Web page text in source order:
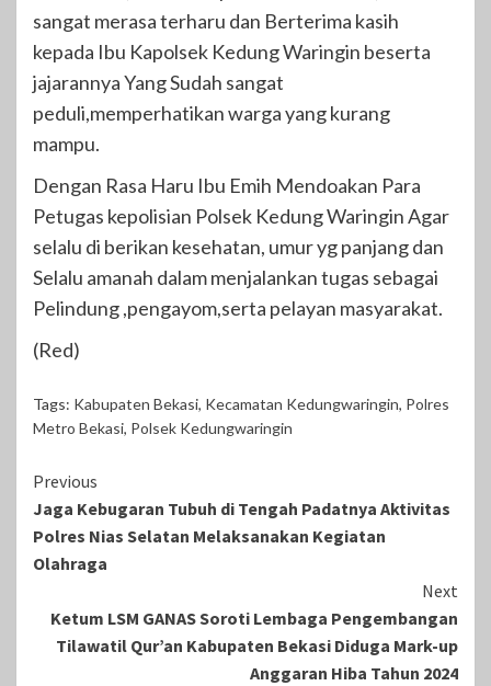
sangat merasa terharu dan Berterima kasih
kepada Ibu Kapolsek Kedung Waringin beserta
jajarannya Yang Sudah sangat
peduli,memperhatikan warga yang kurang
mampu.
Dengan Rasa Haru Ibu Emih Mendoakan Para
Petugas kepolisian Polsek Kedung Waringin Agar
selalu di berikan kesehatan, umur yg panjang dan
Selalu amanah dalam menjalankan tugas sebagai
Pelindung ,pengayom,serta pelayan masyarakat.
(Red)
Tags: Kabupaten Bekasi, Kecamatan Kedungwaringin, Polres
Metro Bekasi, Polsek Kedungwaringin
Continue
Reading
Previous
Jaga Kebugaran Tubuh di Tengah Padatnya Aktivitas
Polres Nias Selatan Melaksanakan Kegiatan
Olahraga
Next
Ketum LSM GANAS Soroti Lembaga Pengembangan
Tilawatil Qur’an Kabupaten Bekasi Diduga Mark-up
Anggaran Hiba Tahun 2024